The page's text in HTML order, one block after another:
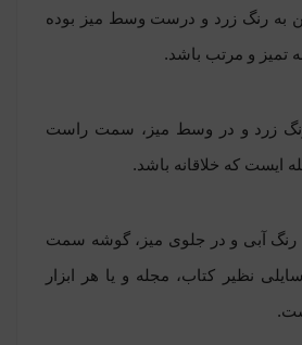
به رنگ زرد و درست وسط میز بوده
تمیز و مرتب باشد.
زرد و در وسط میز، سمت راست
ایست که خلاقانه باشد.
رنگ آبی‌ و در جلوی میز، گوشه سمت
نظیر کتاب، مجله و یا هر ابزار